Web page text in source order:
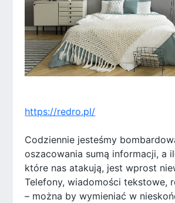
https://redro.pl/
Codziennie jesteśmy
oszacowania sumą informacji, a
które nas atakują, jest wprost
Telefony, wiadomości tekstowe,
– można by wymieniać w